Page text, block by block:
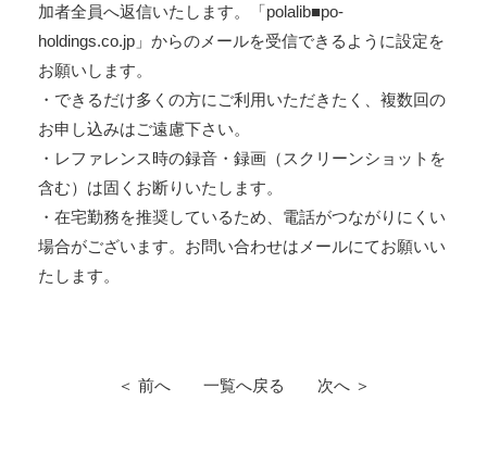
加者全員へ返信いたします。「polalib■po-
holdings.co.jp」からのメールを受信できるように設定を
お願いします。
・できるだけ多くの方にご利用いただきたく、複数回の
お申し込みはご遠慮下さい。
・レファレンス時の録音・録画（スクリーンショットを
含む）は固くお断りいたします。
・在宅勤務を推奨しているため、電話がつながりにくい
場合がございます。お問い合わせはメールにてお願いい
たします。
＜ 前へ 一覧へ戻る 次へ ＞